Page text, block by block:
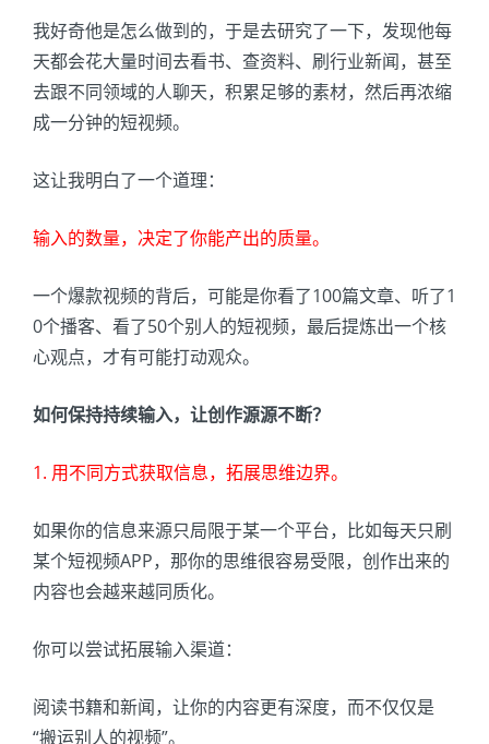
我好奇他是怎么做到的，于是去研究了一下，发现他每
天都会花大量时间去看书、查资料、刷行业新闻，甚至
去跟不同领域的人聊天，积累足够的素材，然后再浓缩
成一分钟的短视频。
这让我明白了一个道理：
输入的数量，决定了你能产出的质量。
一个爆款视频的背后，可能是你看了100篇文章、听了1
0个播客、看了50个别人的短视频，最后提炼出一个核
心观点，才有可能打动观众。
如何保持持续输入，让创作源源不断？
1. 用不同方式获取信息，拓展思维边界。
如果你的信息来源只局限于某一个平台，比如每天只刷
某个短视频APP，那你的思维很容易受限，创作出来的
内容也会越来越同质化。
你可以尝试拓展输入渠道：
阅读书籍和新闻，让你的内容更有深度，而不仅仅是
“搬运别人的视频”。